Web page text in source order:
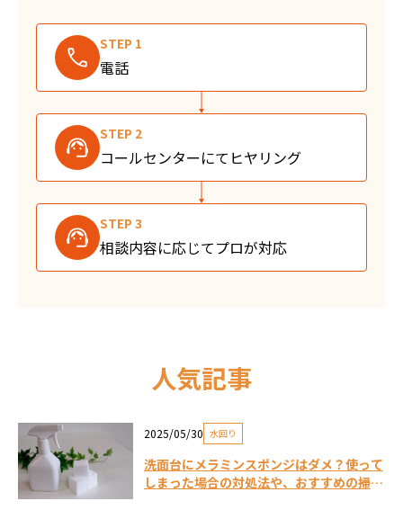
STEP 1
電話
STEP 2
コールセンターにてヒヤリング
STEP 3
相談内容に応じてプロが対応
人気記事
2025/05/30 水回り
洗面台にメラミンスポンジはダメ？使って
しまった場合の対処法や、おすすめの掃除